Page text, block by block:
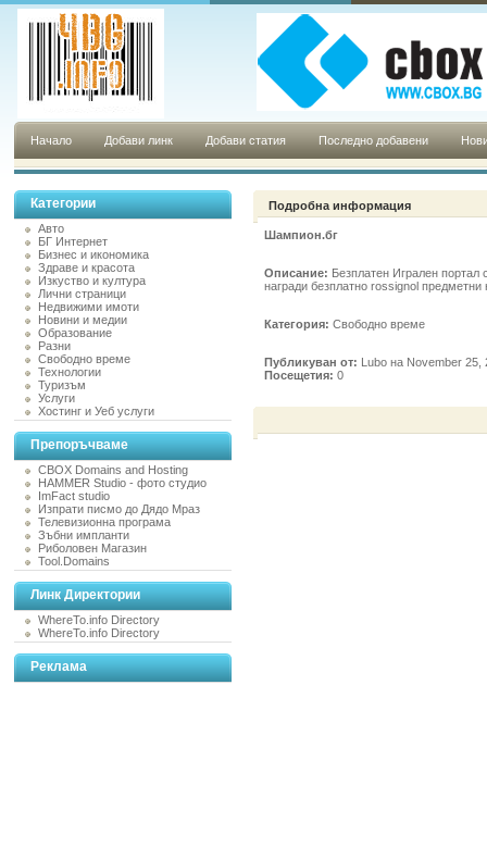
Начало Добави линк Добави статия Последно добавени
Категории
Авто
БГ Интернет
Бизнес и икономика
Здраве и красота
Изкуство и култура
Лични страници
Недвижими имоти
Новини и медии
Образование
Разни
Свободно време
Технологии
Туризъм
Услуги
Хостинг и Уеб услуги
Препоръчваме
CBOX Domains and Hosting
HAMMER Studio - фото студио
ImFact studio
Изпрати писмо до Дядо Мраз
Телевизионна програма
Зъбни импланти
Риболовен Магазин
Tool.Domains
Линк Директории
WhereTo.info Directory
WhereTo.info Directory
Реклама
Подробна информация
Шампион.бг
Описание: Безплатен Игрален портал
награди безплатно rossignol
Категория: Свободно време
Публикуван от: Lubo на November 25,
Посещетия: 0